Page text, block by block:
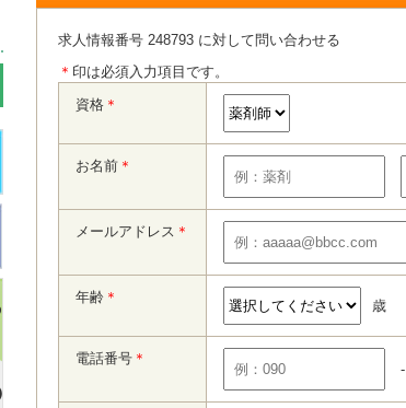
求人情報番号 248793 に対して問い合わせる
＊ 印は必須入力項目です。
資格＊
お名前＊
メールアドレス ＊
年齢＊ 歳
電話番号＊
-